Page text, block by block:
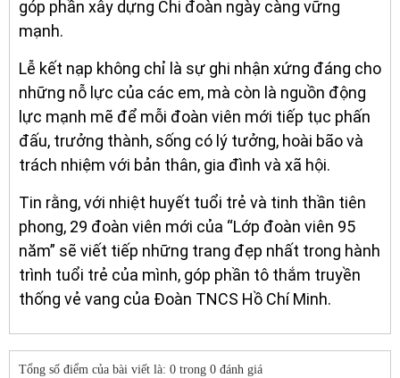
góp phần xây dựng Chi đoàn ngày càng vững
mạnh.
Lễ kết nạp không chỉ là sự ghi nhận xứng đáng cho
những nỗ lực của các em, mà còn là nguồn động
lực mạnh mẽ để mỗi đoàn viên mới tiếp tục phấn
đấu, trưởng thành, sống có lý tưởng, hoài bão và
trách nhiệm với bản thân, gia đình và xã hội.
Tin rằng, với nhiệt huyết tuổi trẻ và tinh thần tiên
phong, 29 đoàn viên mới của “Lớp đoàn viên 95
năm” sẽ viết tiếp những trang đẹp nhất trong hành
trình tuổi trẻ của mình, góp phần tô thắm truyền
thống vẻ vang của Đoàn TNCS Hồ Chí Minh.
Tổng số điểm của bài viết là: 0 trong 0 đánh giá